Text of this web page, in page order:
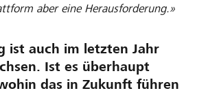
aber eine Herausforderung.»
ist auch im letzten Jahr
Ist es überhaupt
das in Zukunft führen